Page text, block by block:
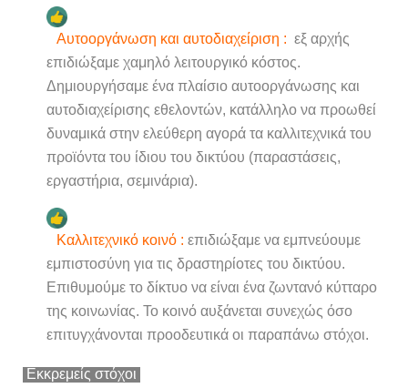
Αυτοοργάνωση και αυτοδιαχείριση : εξ αρχής
επιδιώξαμε χαμηλό λειτουργικό κόστος.
Δημιουργήσαμε ένα πλαίσιο αυτοοργάνωσης και
αυτοδιαχείρισης εθελοντών, κατάλληλο να προωθεί
δυναμικά στην ελεύθερη αγορά τα καλλιτεχνικά του
προϊόντα του ίδιου του δικτύου (παραστάσεις,
εργαστήρια, σεμινάρια).
Καλλιτεχνικό κοινό : επιδιώξαμε να εμπνεύουμε
εμπιστοσύνη για τις δραστηρίοτες του δικτύου.
Επιθυμούμε το δίκτυο να είναι ένα ζωντανό κύτταρο
της κοινωνίας. Το κοινό αυξάνεται συνεχώς όσο
επιτυγχάνονται προοδευτικά οι παραπάνω στόχοι.
Εκκρεμείς στόχοι